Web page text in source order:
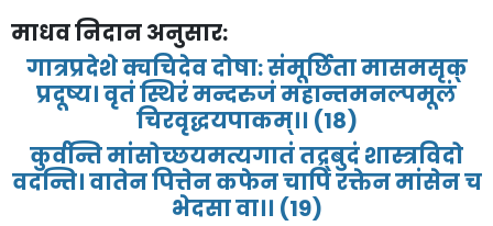
माधवनिदानअनुसार:
गात्रप्रदेशेक्चचिदेवदोषा:संमूर्छितामासमसृक्
प्रदूष्य।वृतंस्थिरंमन्दरुजंमहान्तमनल्पमूलं
चिरवृद्धयपाकम्।। (18)
कुर्वन्तिमांसोच्छयमत्यगातंतद्र्बुदंशास्त्रविदो
वदन्ति।वातेनपित्तेनकफेनचापिरक्तेनमांसेनच
भेदसावा।। (19)